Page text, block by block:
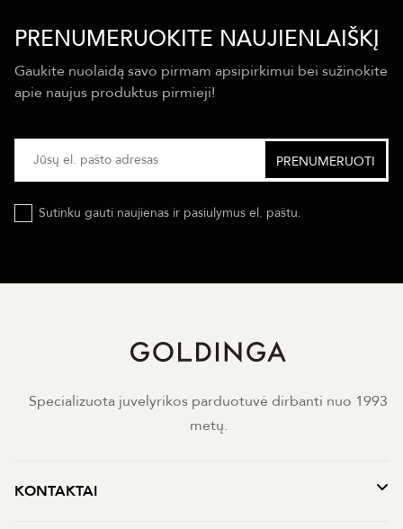
PRENUMERUOKITE NAUJIENLAIŠKĮ
Gaukite nuolaidą savo pirmam apsipirkimui bei sužinokite
apie naujus produktus pirmieji!
Sutinku gauti naujienas ir pasiulymus el. paštu.
Specializuota juvelyrikos parduotuvė dirbanti nuo 1993
metų.
KONTAKTAI